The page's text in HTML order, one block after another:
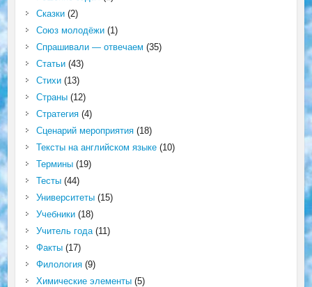
Сказки(2)
Союз молодёжи(1)
Спрашивали — отвечаем (35)
Статьи(43)
Стихи(13)
Страны(12)
Стратегия(4)
Сценарий мероприятия(18)
Тексты на английском языке(10)
Термины(19)
Тесты(44)
Университеты(15)
Учебники(18)
Учитель года(11)
Факты(17)
Филология(9)
Химические элементы(5)